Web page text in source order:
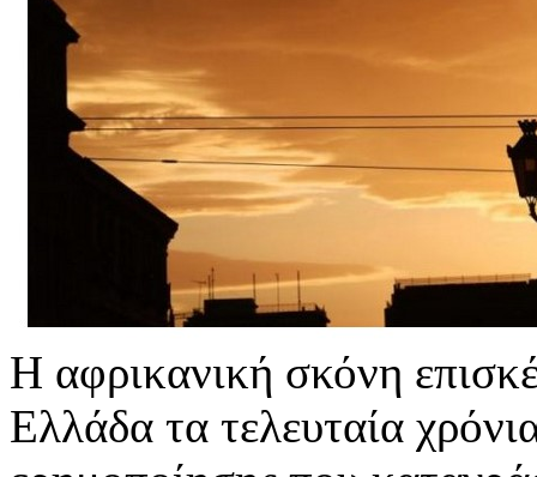
Η αφρικανική σκόνη
Ελλάδα τα τελευταία